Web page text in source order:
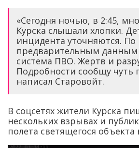
«Сегодня ночью, в 2:45,
Курска слышали хлопки.
инцидента уточняются. По
предварительным данным
система ПВО. Жертв и
Подробности сообщу чуть
написал Старовойт.
В соцсетях жители Курска
нескольких взрывах и
полета светящегося объекта